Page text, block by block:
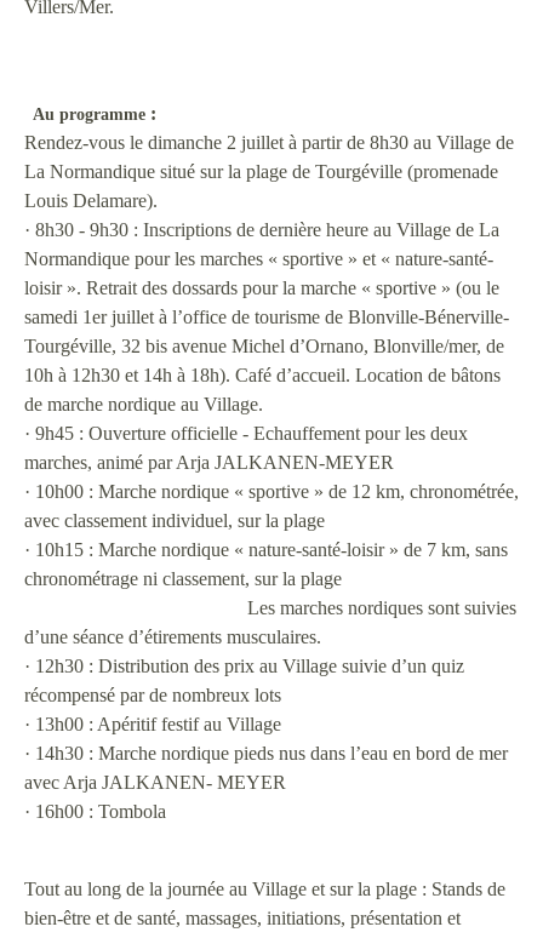
Villers/Mer.
Au programme :
Rendez-vous le dimanche 2 juillet à partir de 8h30 au Village de
La Normandique situé sur la plage de Tourgéville (promenade
Louis Delamare).
· 8h30 - 9h30 : Inscriptions de dernière heure au Village de La
Normandique pour les marches « sportive » et « nature-santé-
loisir ». Retrait des dossards pour la marche « sportive » (ou le
samedi 1er juillet à l’office de tourisme de Blonville-Bénerville-
Tourgéville, 32 bis avenue Michel d’Ornano, Blonville/mer, de
10h à 12h30 et 14h à 18h). Café d’accueil. Location de bâtons
de marche nordique au Village.
· 9h45 : Ouverture officielle - Echauffement pour les deux
marches, animé par Arja JALKANEN-MEYER
· 10h00 : Marche nordique « sportive » de 12 km, chronométrée,
avec classement individuel, sur la plage
· 10h15 : Marche nordique « nature-santé-loisir » de 7 km, sans
chronométrage ni classement, sur la plage
Les marches nordiques sont suivies
d’une séance d’étirements musculaires.
· 12h30 : Distribution des prix au Village suivie d’un quiz
récompensé par de nombreux lots
· 13h00 : Apéritif festif au Village
· 14h30 : Marche nordique pieds nus dans l’eau en bord de mer
avec Arja JALKANEN- MEYER
· 16h00 : Tombola
Tout au long de la journée au Village et sur la plage : Stands de
bien-être et de santé, massages, initiations, présentation et